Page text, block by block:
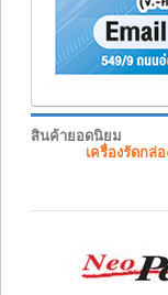
สินค้ายอดนิยม
เครื่องรัดกล่อ